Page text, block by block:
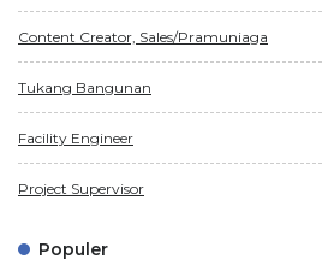
Content Creator, Sales/Pramuniaga
Tukang Bangunan
Facility Engineer
Project Supervisor
Populer